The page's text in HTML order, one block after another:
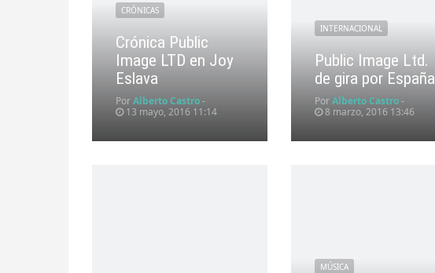
CRÓNICAS
Crónica Public
Image LTD en Joy
Eslava
PorAlberto Castro-
13 mayo, 2016 11:14
INTERNACIONAL
Public Image Ltd.
de gira por España
PorAlberto Castro-
8 marzo, 2016 13:46
MÚSICA